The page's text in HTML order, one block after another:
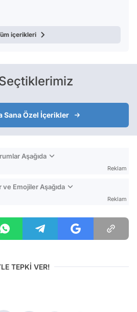
içerikleri
Sana Özel İçerikler
Aşağıda
Reklam
ve Emojiler Aşağıda
Reklam
TEPKİ VER!